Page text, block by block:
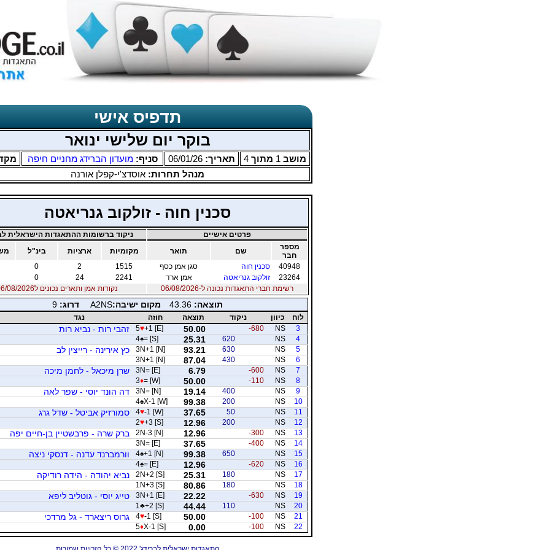
תדפיס אישי
בוקר יום שלישי ינואר
מושב 1 מתוך 4 תאריך: 06/01/26 סניף:מועדון הברידג מחניים חיפה
מנהל תחרות: אוסדצ'י-קפלן אורנה
סכנין חוה - זולקוב גנריאטה
פרטים אישיים
ניקוד ברשומות ההתאגדות הישראלית
מספר
חבר
שם תואר מקומיות ארציות בינ"ל
40948
סכנין חוה סגן אמן כסף 1515
2
0
23264
זולקוב גנריאטה אמן ארד 2241
24
0
רשימת חברי התאגדות נכונה ל-06/08/2026
נקודות אמן ותארים נכונים ל06/08/2026
תוצאה: 43.36 מקום ישיבה:A2NS דרוג: 9
לוח כיוון ניקוד תוצאה חוזה
נגד
3
NS
-680
50.00
5♥+1 [E] זהבי רות - נביא רות
4
NS
620
25.31
4♠= [S]
5
NS
630
93.21
3N+1 [N] כץ אירינה - רייצין לב
6
NS
430
87.04
3N+1 [N]
7
NS
-600
6.79
3N= [E] שרן מיכאל - לחמן מיכה
8
NS
-110
50.00
3♦= [W]
9
NS
400
19.14
3N= [N] דה הונד יוסי - שפר לאה
10
NS
200
99.38
4♠X-1 [W]
11
NS
50
37.65
4♥-1 [W] סמורזיק אביטל - שדל גרג
12
NS
200
12.96
2♥+3 [S]
13
NS
-300
12.96
2N-3 [N] ברק שרה - פרבשטיין בן-חיים יפה
14
NS
-400
37.65
3N= [E]
15
NS
650
99.38
4♠+1 [N] וורמברנד עדנה - דנסקי ניצה
16
NS
-620
12.96
4♠= [E]
17
NS
180
25.31
2N+2 [S] נביא יהודה - הידה רודיקה
18
NS
180
80.86
1N+3 [S]
19
NS
-630
22.22
3N+1 [E] טייג יוסי - גוטליב ליפא
20
NS
110
44.44
1 ♣+2 [S]
21
NS
-100
50.00
4♥-1 [S] גרוס ריצארד - גל מרדכי
22
NS
-100
0.00
5♦X-1 [S]